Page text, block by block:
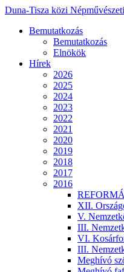
Duna-Tisza közi
Bemutatkozás
Bemutatkozás
Elnökök
Hírek
2026
2025
2024
2023
2022
2021
2020
2019
2018
2017
2016
XII.
V.
III.
VI.
III.
Meghívó